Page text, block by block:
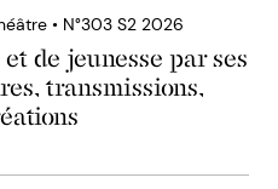
• N°303 S2 2026
de jeunesse par ses
transmissions,